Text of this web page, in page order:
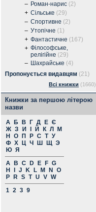
– Роман-нарис (2)
+ Сільське (29)
– Спортивне (2)
– Утопічне (1)
+ Фантастичне (167)
+ Філософське,
релігійне (29)
– Шахрайське (4)
Пропонується видавцям (21)
Всі книжки (1660)
Книжки за першою літерою
назви
А Б В Г Д Е Є
Ж З И Й К Л
М
Н
О П Р С Т У
Ф Х Ц Ч Ш Щ Э
Ю Я
A
B C D E F G
H
J K L M N
O
P
R S T U V W
1 2 3 9